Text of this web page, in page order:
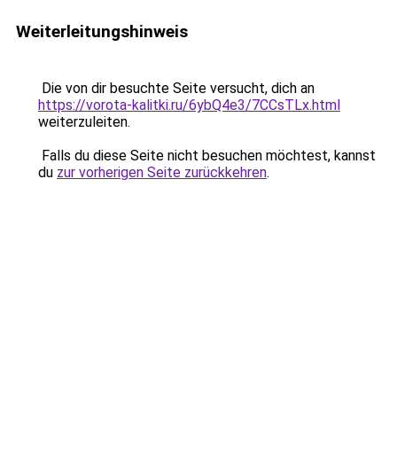
Weiterleitungshinweis
Die von dir besuchte Seite versucht, dich an
https://vorota-kalitki.ru/6ybQ4e3/7CCsTLx.html
weiterzuleiten.
Falls du diese Seite nicht besuchen möchtest, kannst
du zur vorherigen Seite zurückkehren.